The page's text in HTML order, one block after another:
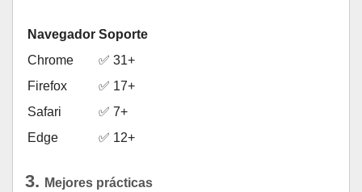
Navegador Soporte
Chrome
✅ 31+
Firefox
✅ 17+
Safari
✅ 7+
Edge
✅ 12+
3. Mejores prácticas